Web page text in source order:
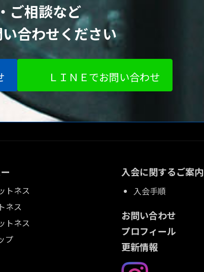
ご相談など
合わせください
ＬＩＮＥでお問い合わせ
トネス
ネス
トネス
プ
入会に関するご案内
入会手順
お問い合わせ
プロフィール
更新情報